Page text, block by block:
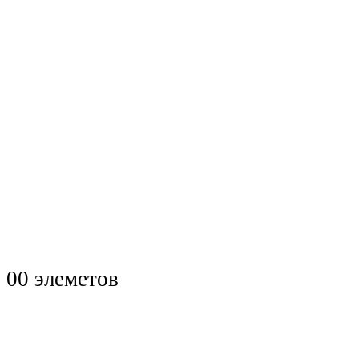
00 элеметов